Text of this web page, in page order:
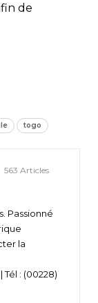
de
togo
563 Articles
Passionné
la
: (00228)